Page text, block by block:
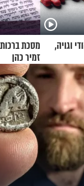
וגויה,
מסכת
זמיר כהן